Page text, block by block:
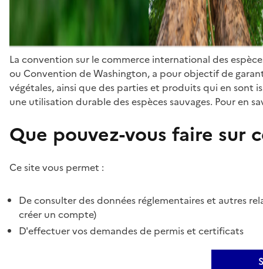
La convention sur le commerce international des
ou Convention de Washington, a pour objectif de
végétales, ainsi que des parties et produits qui en sont
une utilisation durable des espèces sauvages. Pour en
Que pouvez-vous faire sur
Ce site vous permet :
De consulter des données réglementaires et autres
créer un compte)
D'effectuer vos demandes de permis et certificats